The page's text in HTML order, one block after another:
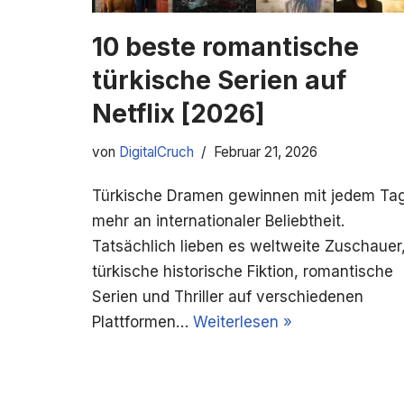
10 beste romantische
türkische Serien auf
Netflix [2026]
von DigitalCruch Februar 21, 2026
Türkische Dramen gewinnen mit jedem
mehr an internationaler Beliebtheit.
Tatsächlich lieben es weltweite
türkische historische Fiktion, romantische
Serien und Thriller auf verschiedenen
Plattformen… Weiterlesen »